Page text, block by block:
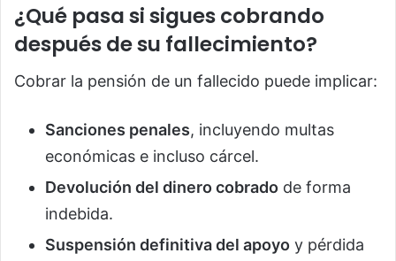
¿Qué pasa si sigues cobrando
después de su fallecimiento?
Cobrar la pensión de un fallecido puede implicar:
Sanciones penales, incluyendo multas
económicas e incluso cárcel.
Devolución del dinero cobrado de forma
indebida.
Suspensión definitiva del apoyo y pérdida